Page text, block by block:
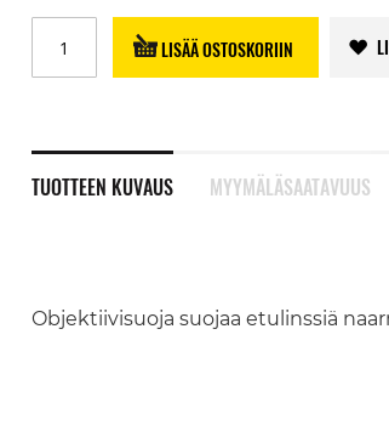
LISÄÄ OSTOSKORIIN
TUOTTEEN KUVAUS
Objektiivisuoja suojaa etulinssiä
MYYMÄLÄSAATAVUUS